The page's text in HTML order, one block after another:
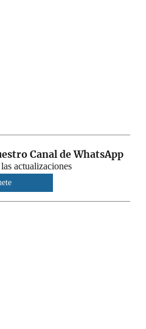
Canal de WhatsApp
actualizaciones